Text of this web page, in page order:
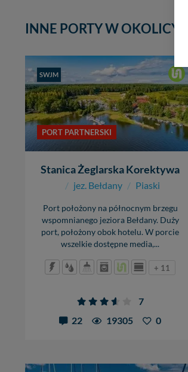
INNE PORTY W OKOLICY
SWJM
PORT PARTNERSKI
Stanica Żeglarska Korektywa
/ jez. Bełdany / Piaski
Port położony na północnym brzegu
wspomnianego jeziora Bełdany. Duży
port, położony obok hotelu. W porcie
wszelkie dostępne media,...
+ 11
7
22
19305 0